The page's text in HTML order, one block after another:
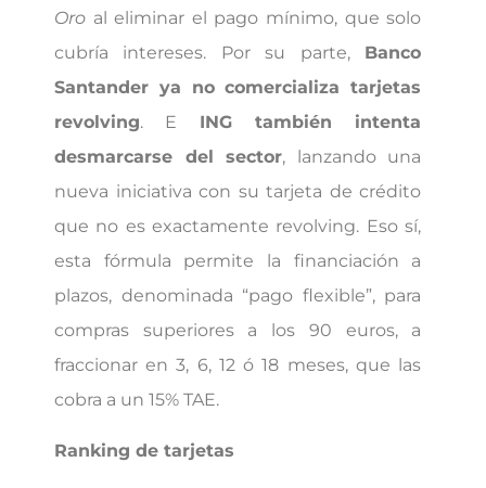
Oro al eliminar el pago mínimo, que solo
cubría intereses. Por su parte, Banco
Santander ya no comercializa tarjetas
revolving. E ING también intenta
desmarcarse del sector, lanzando una
nueva iniciativa con su tarjeta de crédito
que no es exactamente revolving. Eso sí,
esta fórmula permite la financiación a
plazos, denominada “pago flexible”, para
compras superiores a los 90 euros, a
fraccionar en 3, 6, 12 ó 18 meses, que las
cobra a un 15% TAE.
Ranking de tarjetas